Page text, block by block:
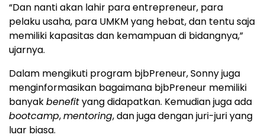
“Dan nanti akan lahir para entrepreneur, para
pelaku usaha, para UMKM yang hebat, dan tentu saja
memiliki kapasitas dan kemampuan di bidangnya,”
ujarnya.
Dalam mengikuti program bjbPreneur, Sonny juga
menginformasikan bagaimana bjbPreneur memiliki
banyakbenefityang didapatkan. Kemudian juga ada
bootcamp,mentoring, dan juga dengan juri-juri yang
luar biasa.